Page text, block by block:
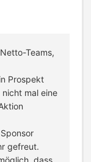
Teams,
Prospekt
mal eine
gefreut.